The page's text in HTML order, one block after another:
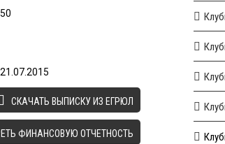
CКАЧАТЬ ВЫПИСКУ ИЗ ЕГРЮЛ
ФИНАНСОВУЮ ОТЧЕТНОСТЬ